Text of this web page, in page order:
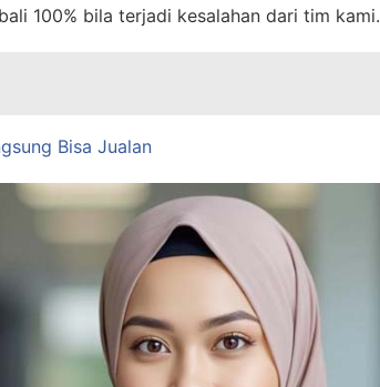
100% bila terjadi kesalahan dari tim kami.
Bisa Jualan